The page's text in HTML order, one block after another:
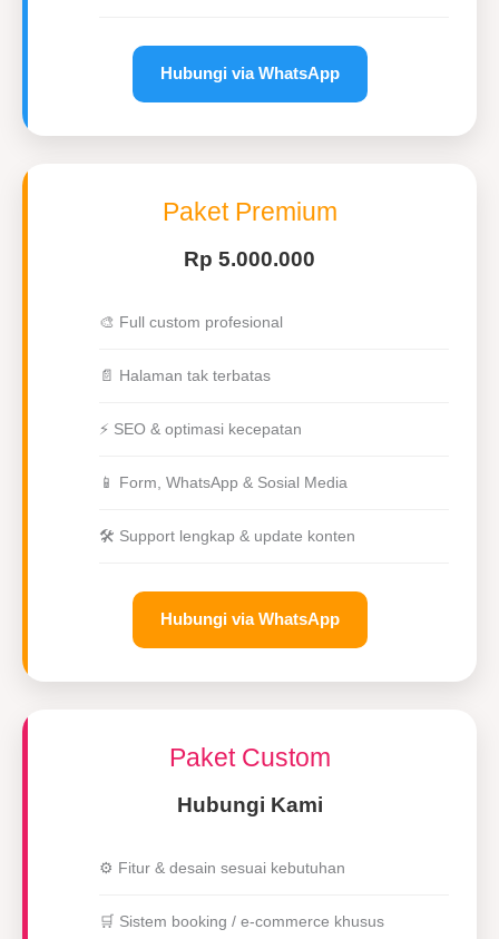
Hubungi via WhatsApp
Paket Premium
Rp 5.000.000
🎨 Full custom profesional
📄 Halaman tak terbatas
⚡ SEO & optimasi kecepatan
📱 Form, WhatsApp & Sosial Media
🛠 Support lengkap & update konten
Hubungi via WhatsApp
Paket Custom
Hubungi Kami
⚙️ Fitur & desain sesuai kebutuhan
🛒 Sistem booking / e-commerce khusus